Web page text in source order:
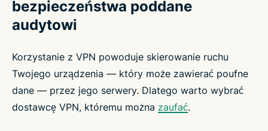
bezpieczeństwa poddane
audytowi
Korzystanie z VPN powoduje skierowanie ruchu
Twojego urządzenia — który może zawierać poufne
dane — przez jego serwery. Dlatego warto wybrać
dostawcę VPN, któremu można zaufać.